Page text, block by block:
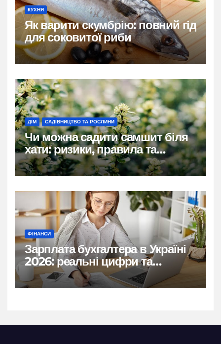
КУХНЯ
Як варити скумбрію: повний гід
для соковитої риби
ДІМ САДІВНИЦТВО ТА РОСЛИНИ
Чи можна садити самшит біля
хати: ризики, правила та
практичні рішення
ФІНАНСИ
Зарплата бухгалтера в Україні
2026: реальні цифри та
нюанси